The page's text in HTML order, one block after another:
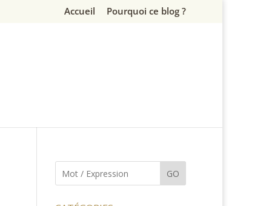
Accueil Pourquoi ce blog ?
GO